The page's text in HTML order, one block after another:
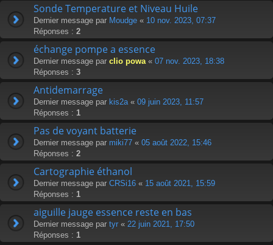
Sonde Temperature et Niveau Huile
Dernier message par Moudge « 10 nov. 2023, 07:37
Réponses : 2
échange pompe a essence
Dernier message par clio powa « 07 nov. 2023, 18:38
Réponses : 3
Antidemarrage
Dernier message par kis2a « 09 juin 2023, 11:57
Réponses : 1
Pas de voyant batterie
Dernier message par miki77 « 05 août 2022, 15:46
Réponses : 2
Cartographie éthanol
Dernier message par CRSi16 « 15 août 2021, 15:59
Réponses : 1
aiguille jauge essence reste en bas
Dernier message par tyr « 22 juin 2021, 17:50
Réponses : 1